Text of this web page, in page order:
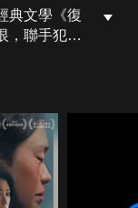
典文學《復
，聯手犯下
自內心的